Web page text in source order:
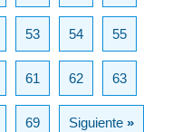
53 54 55
61 62 63
69 Siguiente»